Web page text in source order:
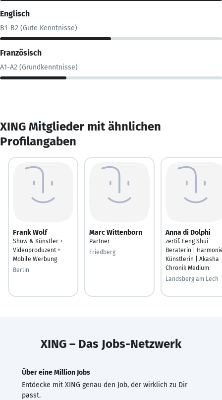
Englisch
B1-B2 (Gute Kenntnisse)
Französisch
A1-A2 (Grundkenntnisse)
XING Mitglieder mit ähnlichen
Profilangaben
Frank Wolf
Show & Künstler +
Videoproduzent +
Mobile Werbung
Berlin
Marc Wittenborn
Partner
Friedberg
Anna di Dolphi
zertif. Feng Shui
Beraterin |
Künstlerin | Akasha
Chronik Medium
Landsberg am Lech
XING – Das Jobs-Netzwerk
Über eine Million Jobs
Entdecke mit XING genau den Job, der wirklich zu Dir
passt.